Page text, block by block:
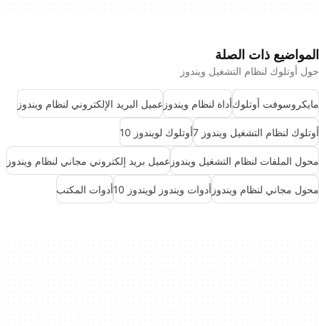
المواضيع ذات الصلة
حول أوتلوك لنظام التشغيل ويندوز
مايكروسوفت أوتلوكأداة لنظام ويندوز عميل البريد الإلكتروني لنظام ويندوز
أوتلوك لنظام التشغيل ويندوز 7 أوتلوك لويندوز 10
محول الملفات لنظام التشغيل ويندوز عميل بريد إلكتروني مجاني لنظام ويندوز
محول مجاني لنظام ويندوز أدوات ويندوز لويندوز 10 أدوات المكتب